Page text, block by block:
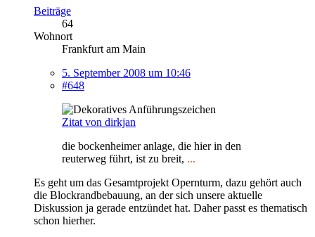
Beiträge
64
Wohnort
Frankfurt am Main
5. September 2008 um 10:46
#648
Zitat von dirkjan
die bockenheimer anlage, die hier in den
reuterweg führt, ist zu breit, ...
Es geht um das Gesamtprojekt Opernturm, dazu gehört auch
die Blockrandbebauung, an der sich unsere aktuelle
Diskussion ja gerade entzündet hat. Daher passt es thematisch
schon hierher.